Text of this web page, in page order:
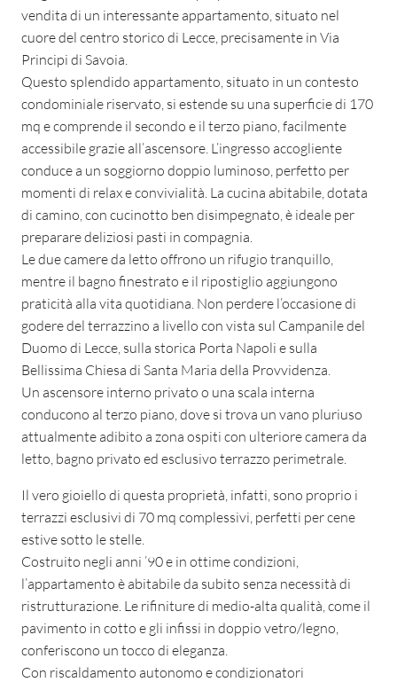
vendita di un interessante appartamento, situato nel
cuore del centro storico di Lecce, precisamente in Via
Principi di Savoia.
Questo splendido appartamento, situato in un contesto
condominiale riservato, si estende su una superficie di 170
mq e comprende il secondo e il terzo piano, facilmente
accessibile grazie all’ascensore. L’ingresso accogliente
conduce a un soggiorno doppio luminoso, perfetto per
momenti di relax e convivialità. La cucina abitabile, dotata
di camino, con cucinotto ben disimpegnato, è ideale per
preparare deliziosi pasti in compagnia.
Le due camere da letto offrono un rifugio tranquillo,
mentre il bagno finestrato e il ripostiglio aggiungono
praticità alla vita quotidiana. Non perdere l’occasione di
godere del terrazzino a livello con vista sul Campanile del
Duomo di Lecce, sulla storica Porta Napoli e sulla
Bellissima Chiesa di Santa Maria della Provvidenza.
Un ascensore interno privato o una scala interna
conducono al terzo piano, dove si trova un vano pluriuso
attualmente adibito a zona ospiti con ulteriore camera da
letto, bagno privato ed esclusivo terrazzo perimetrale.
Il vero gioiello di questa proprietà, infatti, sono proprio i
terrazzi esclusivi di 70 mq complessivi, perfetti per cene
estive sotto le stelle.
Costruito negli anni ’90 e in ottime condizioni,
l’appartamento è abitabile da subito senza necessità di
ristrutturazione. Le rifiniture di medio-alta qualità, come il
pavimento in cotto e gli infissi in doppio vetro/legno,
conferiscono un tocco di eleganza.
Con riscaldamento autonomo e condizionatori